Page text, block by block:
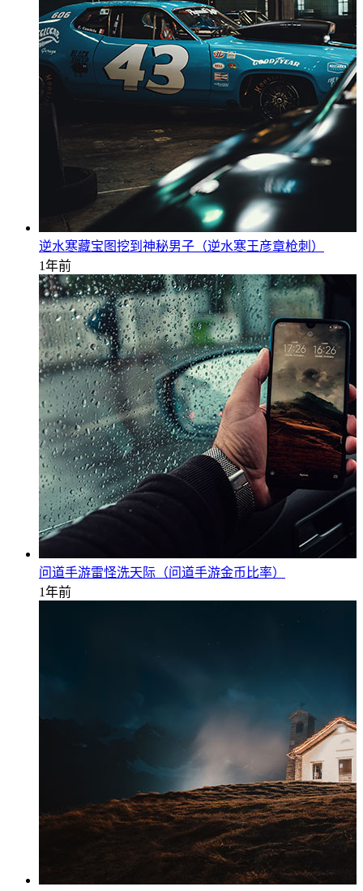
逆水寒藏宝图挖到神秘男子（逆水寒王彦章枪刺）
1年前
问道手游雷怪洗天际（问道手游金币比率）
1年前